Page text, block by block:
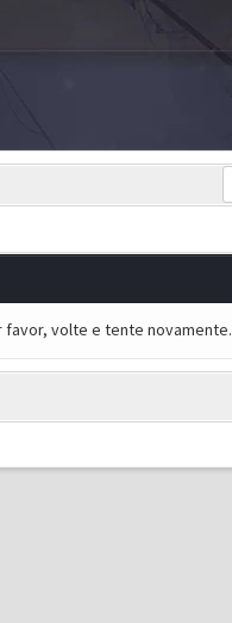
favor, volte e tente novamente.